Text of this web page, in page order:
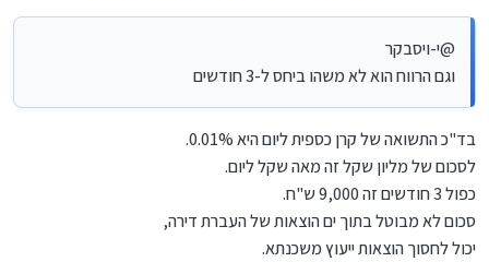
@י-ויסבקר
וגם הרווח הוא לא משהו ביחס ל-3 חודשים
בד"כ התשואה של קרן כספית ליום היא 0.01%.
לסכום של מליון שקל זה מאה שקל ליום.
כפול 3 חודשים זה 9,000 ש"ח.
סכום לא מבוטל בתוך ים הוצאות של העברת דירה,
יכול לחסוך הוצאות ייעוץ משכנתא.